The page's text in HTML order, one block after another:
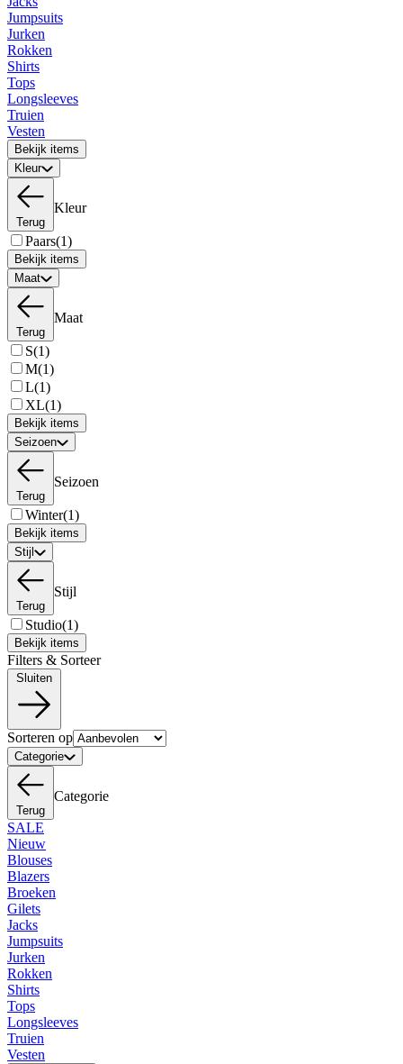
Jumpsuits
Jurken
Rokken
Shirts
Tops
Longsleeves
Truien
Vesten
Bekijk items
Kleur
Terug
Kleur
Paars(1)
Bekijk items
Maat
Terug
Maat
S(1)
M(1)
L(1)
XL(1)
Bekijk items
Seizoen
Terug
Seizoen
Winter(1)
Bekijk items
Stijl
Terug
Stijl
Studio(1)
Bekijk items
Filters & Sorteer
Sorteren op
Categorie
Terug
Categorie
SALE
Nieuw
Blouses
Blazers
Broeken
Gilets
Jacks
Jumpsuits
Jurken
Rokken
Shirts
Tops
Longsleeves
Truien
Vesten